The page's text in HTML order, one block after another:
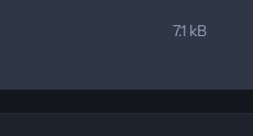
7.1 kB